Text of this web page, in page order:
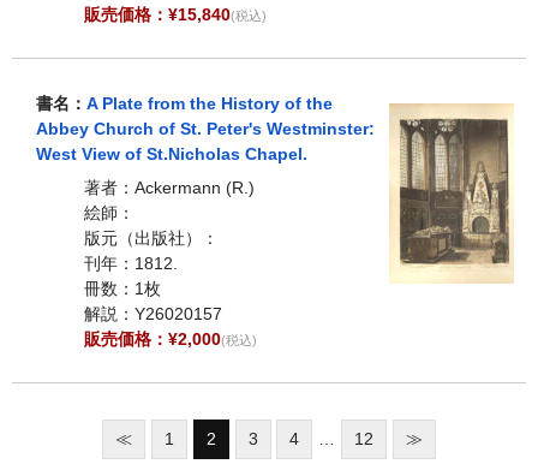
販売価格：¥15,840(税込)
書名： A Plate from the History of the
Abbey Church of St. Peter's Westminster:
West View of St.Nicholas Chapel.
著者：Ackermann (R.)
絵師：
版元（出版社）：
刊年：1812.
冊数：1枚
解説：Y26020157
販売価格：¥2,000(税込)
≪ 1 2 3 4 12 ≫